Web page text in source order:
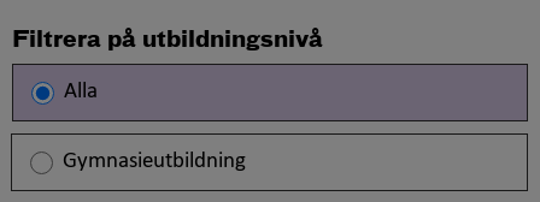
Filtrera på utbildningsnivå
Alla
Gymnasieutbildning